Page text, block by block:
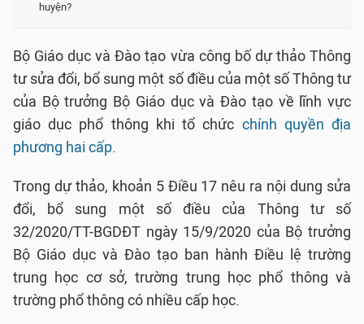
huyện?
Bộ Giáo dục và Đào tạo vừa công bố dự thảo Thông
tư sửa đổi, bổ sung một số điều của một số Thông tư
của Bộ trưởng Bộ Giáo dục và Đào tạo về lĩnh vực
giáo dục phổ thông khi tổ chức chính quyền địa
phương hai cấp.
Trong dự thảo, khoản 5 Điều 17 nêu ra nội dung sửa
đổi, bổ sung một số điều của Thông tư số
32/2020/TT-BGDĐT ngày 15/9/2020 của Bộ trưởng
Bộ Giáo dục và Đào tạo ban hành Điều lệ trường
trung học cơ sở, trường trung học phổ thông và
trường phổ thông có nhiều cấp học.